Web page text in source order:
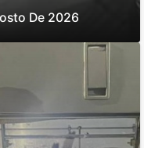
De 2026